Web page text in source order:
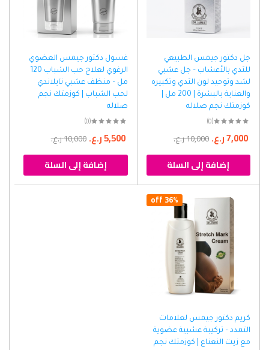
جل دكتور جيمس الطبيعي
للثدي بالأعشاب – جل عشبي
لشد وتوحيد لون الثدي وتكبيره
والعناية بالبشرة | 200 مل |
كوزمتك نجم صلاله
(0)
10,000ر.ع. 7,000ر.ع.
إضافة إلى السلة
غسول دكتور جيمس العضوي
الرغوي لعلاج حب الشباب 120
مل – منظف عشبي تايلاندي
لحب الشباب | كوزمتك نجم
صلاله
(0)
10,000ر.ع. 5,500ر.ع.
إضافة إلى السلة
36% off
كريم دكتور جيمس لعلامات
التمدد – تركيبة عشبية عضوية
مع زيت النعناع | كوزمتك نجم